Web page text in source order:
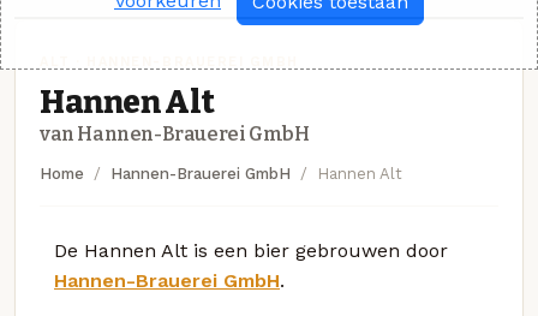
Hannen Alt
van Hannen-Brauerei GmbH
Home Hannen-Brauerei GmbH Hannen Alt
De Hannen Alt is een bier gebrouwen door
Hannen-Brauerei GmbH.